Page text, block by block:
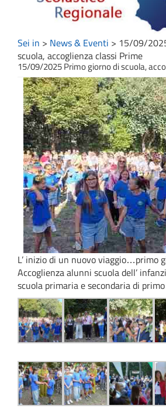
Sei in > News & Eventi > 15/09/
scuola, accoglienza classi Prime
15/09/2025 Primo giorno di scuola,
L’ inizio di un nuovo viaggio…primo
Accoglienza alunni scuola dell’
scuola primaria e secondaria di